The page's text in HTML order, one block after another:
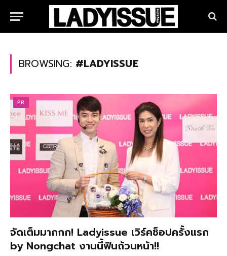
BROWSING: #LADYISSUE
PR
จัดเต็มมากกก! Ladyissue เวิร์คช็อปครั้งแรก
by Nongchat งานนี้ฟินถ้วนหน้า!!